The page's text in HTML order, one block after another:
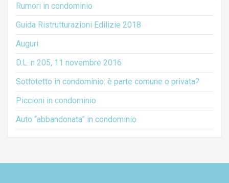
Rumori in condominio
Guida Ristrutturazioni Edilizie 2018
Auguri
D.L. n 205, 11 novembre 2016
Sottotetto in condominio: è parte comune o privata?
Piccioni in condominio
Auto “abbandonata” in condominio